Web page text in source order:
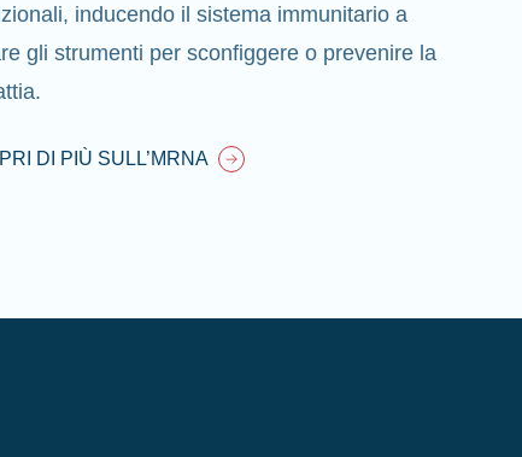
inducendo il sistema immunitario a
gli strumenti per sconfiggere o prevenire la
DI PIÙ SULL’MRNA